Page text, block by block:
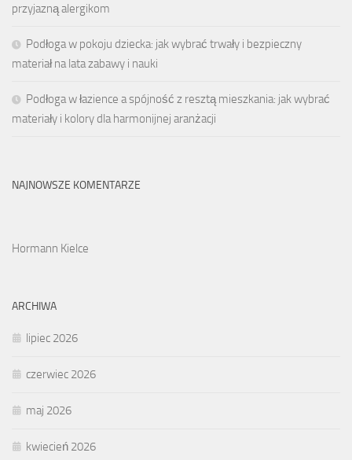
przyjazną alergikom
Podłoga w pokoju dziecka: jak wybrać trwały i bezpieczny
materiał na lata zabawy i nauki
Podłoga w łazience a spójność z resztą mieszkania: jak wybrać
materiały i kolory dla harmonijnej aranżacji
NAJNOWSZE KOMENTARZE
Hormann Kielce
ARCHIWA
lipiec 2026
czerwiec 2026
maj 2026
kwiecień 2026